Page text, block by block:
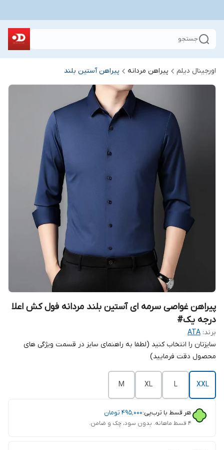
جستجو
اورجینال دیلم پیراهن مردانه پیراهن آستین بلند
پیراهن غواصی سرمه ای آستین بلند مردانه فول کش اعلا
درجه یک#
برند: ATA
سایزتان را انتخاب کنید (لطفا به راهنمای سایز در قسمت ویژگی های
محصول دقت فرمایید)
XXL
L
XL
M
هر قسط با ترب‌پی:۴۹۵٬۰۰۰ تومان
۴ قسط ماهانه. بدون سود، چک و ضامن.